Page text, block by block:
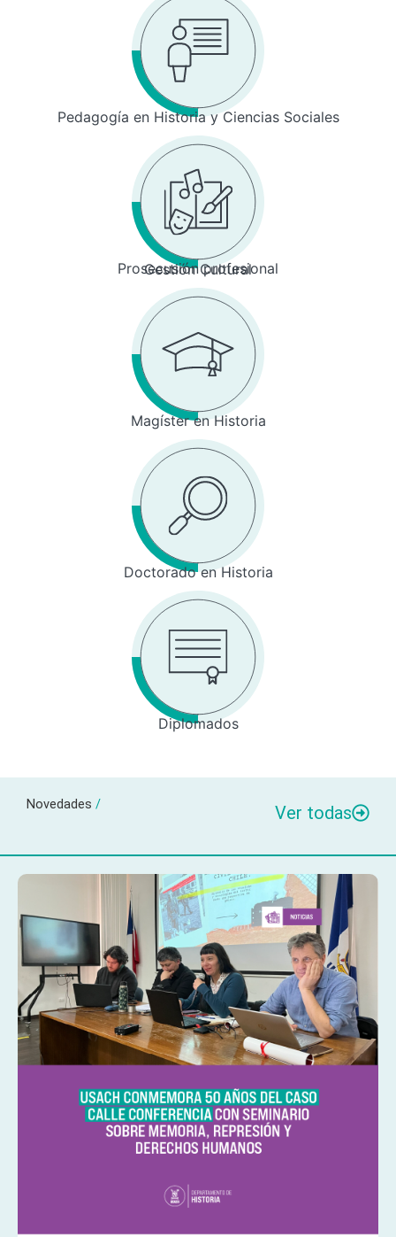
Pedagogía en Historia y Ciencias Sociales
Prosecusión profesional
Gestión Cultural
Magíster en Historia
Doctorado en Historia
Diplomados
Novedades / Ver todas